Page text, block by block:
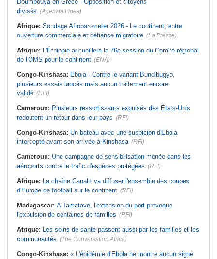
Doumbouya en Grèce - Opposition et citoyens
divisés (Agenzia Fides)
Afrique: Sondage Afrobarometer 2026 - Le continent, entre
ouverture commerciale et défiance migratoire (La Presse)
Afrique: L'Éthiopie accueillera la 76e session du Comité régional
de l'OMS pour le continent (ENA)
Congo-Kinshasa: Ebola - Contre le variant Bundibugyo,
plusieurs essais lancés mais aucun traitement encore
validé (RFI)
Cameroun: Plusieurs ressortissants expulsés des États-Unis
redoutent un retour dans leur pays (RFI)
Congo-Kinshasa: Un bateau avec une suspicion d'Ebola
intercepté avant son arrivée à Kinshasa (RFI)
Cameroun: Une campagne de sensibilisation menée dans les
aéroports contre le trafic d'espèces protégées (RFI)
Afrique: La chaîne Canal+ va diffuser l'ensemble des coupes
d'Europe de football sur le continent (RFI)
Madagascar: A Tamatave, l'extension du port provoque
l'expulsion de centaines de familles (RFI)
Afrique: Les soins de santé passent aussi par les familles et les
communautés (The Conversation Africa)
Congo-Kinshasa: « L'épidémie d'Ebola ne montre aucun signe